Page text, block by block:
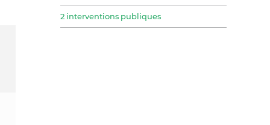
2 interventions publiques